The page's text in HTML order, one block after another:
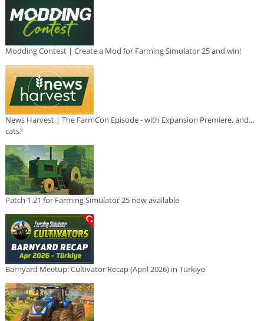
Modding Contest | Create a Mod for Farming Simulator 25 and win!
News Harvest | The FarmCon Episode - with Expansion Premiere, and...
cats?
Patch 1.21 for Farming Simulator 25 now available
Barnyard Meetup: Cultivator Recap (April 2026) in Türkiye